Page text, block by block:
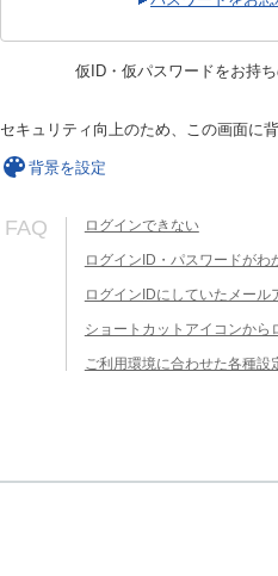
仮ID・仮パスワードをお持
セキュリティ向上のため、この画面に
背景を設定
FAQ ログインできない
ログインID・パスワードがわ
ログインIDにしていたメール
ショートカットアイコンから
ご利用環境に合わせた各種設